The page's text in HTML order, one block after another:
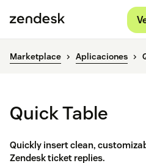
Marketplace Aplicaciones
Quick Table
Quickly insert clean,
Zendesk ticket replies.